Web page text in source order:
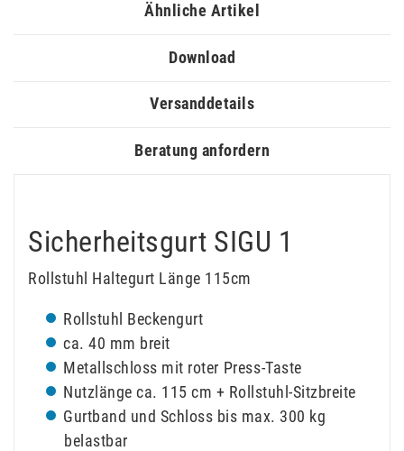
Ähnliche Artikel
Download
Versanddetails
Beratung anfordern
Sicherheitsgurt SIGU 1
Rollstuhl Haltegurt Länge 115cm
Rollstuhl Beckengurt
ca. 40 mm breit
Metallschloss mit roter Press-Taste
Nutzlänge ca. 115 cm + Rollstuhl-Sitzbreite
Gurtband und Schloss bis max. 300 kg
belastbar